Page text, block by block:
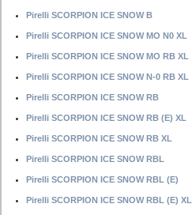
Pirelli SCORPION ICE SNOW B
Pirelli SCORPION ICE SNOW MO N0 XL
Pirelli SCORPION ICE SNOW MO RB XL
Pirelli SCORPION ICE SNOW N-0 RB XL
Pirelli SCORPION ICE SNOW RB
Pirelli SCORPION ICE SNOW RB (E) XL
Pirelli SCORPION ICE SNOW RB XL
Pirelli SCORPION ICE SNOW RBL
Pirelli SCORPION ICE SNOW RBL (E)
Pirelli SCORPION ICE SNOW RBL (E) XL